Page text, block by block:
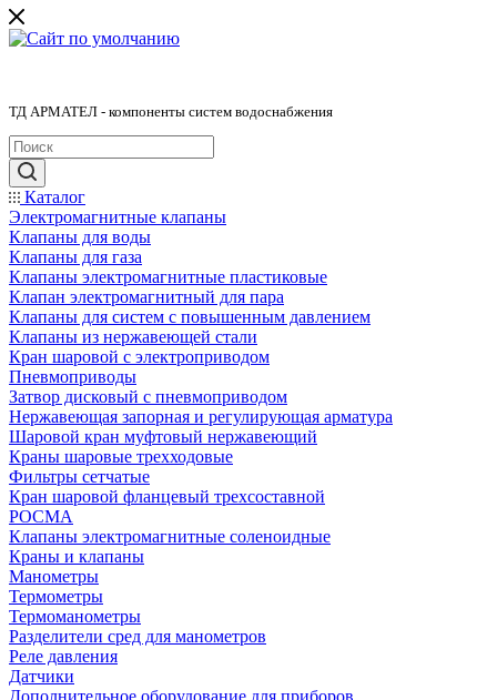
ТД АРМАТЕЛ - компоненты систем водоснабжения
Каталог
Электромагнитные клапаны
Клапаны для воды
Клапаны для газа
Клапаны электромагнитные пластиковые
Клапан электромагнитный для пара
Клапаны для систем с повышенным давлением
Клапаны из нержавеющей стали
Кран шаровой с электроприводом
Пневмоприводы
Затвор дисковый с пневмоприводом
Нержавеющая запорная и регулирующая арматура
Шаровой кран муфтовый нержавеющий
Краны шаровые трехходовые
Фильтры сетчатые
Кран шаровой фланцевый трехсоставной
РОСМА
Клапаны электромагнитные соленоидные
Краны и клапаны
Манометры
Термометры
Термоманометры
Разделители сред для манометров
Реле давления
Датчики
Дополнительное оборудование для приборов